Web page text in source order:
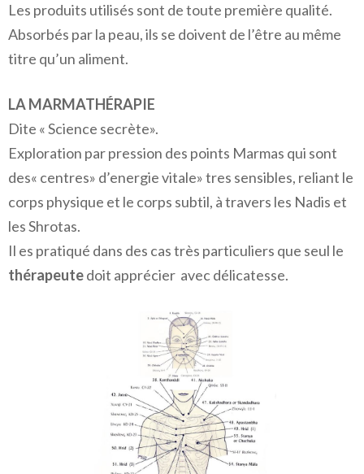
Les produits utilisés sont de toute première qualité.
Absorbés par la peau, ils se doivent de l’être au même
titre qu’un aliment.
LA MARMATHÉRAPIE
Dite « Science secrète».
Exploration par pression des points Marmas qui sont
des« centres» d’energie vitale» tres sensibles, reliant le
corps physique et le corps subtil, à travers les Nadis et
les Shrotas.
Il es pratiqué dans des cas très particuliers que seul le
thérapeutedoit apprécier avec délicatesse.